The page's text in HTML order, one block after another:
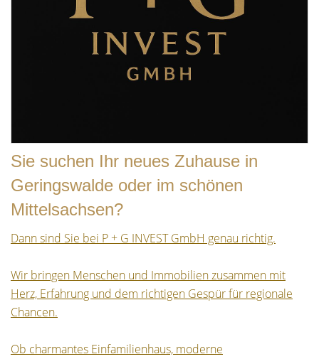
Sie suchen Ihr neues Zuhause in
Geringswalde oder im schönen
Mittelsachsen?
Dann sind Sie bei P + G INVEST GmbH genau richtig.
Wir bringen Menschen und Immobilien zusammen mit
Herz, Erfahrung und dem richtigen Gespür für regionale
Chancen.
Ob charmantes Einfamilienhaus, moderne